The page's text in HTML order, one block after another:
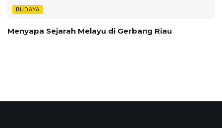
BUDAYA
Menyapa Sejarah Melayu di Gerbang Riau